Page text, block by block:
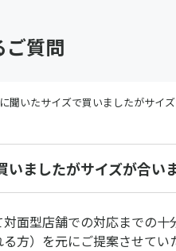
ご質問
聞いたサイズで買いましたがサイズ
ましたがサイズが合い
面型店舗での対応までの十
方）を元にご提案させてい